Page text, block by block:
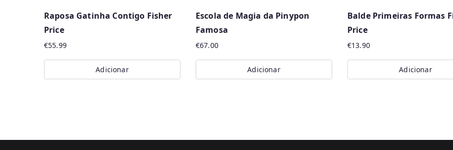
Raposa Gatinha Contigo Fisher
Price
€55.99
Adicionar
Escola de Magia da Pinypon
Famosa
€67.00
Adicionar
Balde Primeiras Formas
Price
€13.90
Adicionar